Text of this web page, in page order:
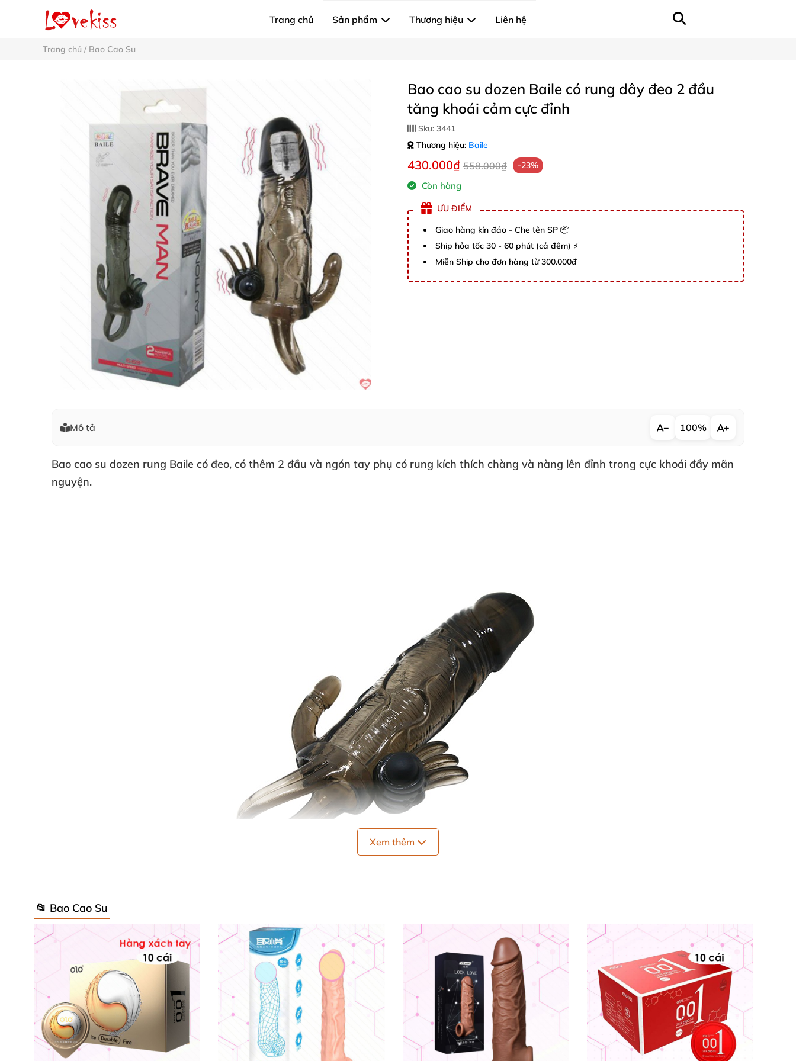
Trang chủ Sản phẩm Thương hiệu Liên hệ
Trang chủ / Bao Cao Su
Bao cao su dozen Baile có rung dây đeo 2 đầu
tăng khoái cảm cực đỉnh
Sku: 3441
Thương hiệu: Baile
430.000₫ 558.000₫ -23%
Còn hàng
ƯU ĐIỂM
Giao hàng kín đáo - Che tên SP 📦
Ship hỏa tốc 30 - 60 phút (cả đêm) ⚡
Miễn Ship cho đơn hàng từ 300.000đ
Mô tả − 100% +
Bao cao su dozen rung Baile có đeo, có thêm 2 đầu và ngón tay phụ có rung kích thích chàng và nàng lên đỉnh trong cực khoái đầy mãn
nguyện.
Bao cao su dozen rung Baile Brave Man
Chi tiết kĩ thuật bao cao su dozen rung cao cấp Baile
Hãng SX: Baile
Nhập khẩu: HongKong
Màu sắc: ghi đen trong suốt
Xem thêm
📂 Bao Cao Su